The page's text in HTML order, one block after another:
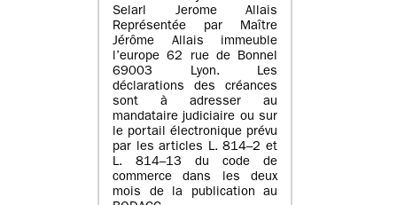
Selarl Jerome Allais
Représentée par Maître
Jérôme Allais immeuble
l’europe 62 rue de Bonnel
69003 Lyon. Les
déclarations des créances
sont à adresser au
mandataire judiciaire ou sur
le portail électronique prévu
par les articles L. 814–2 et
L. 814–13 du code de
commerce dans les deux
mois de la publication au